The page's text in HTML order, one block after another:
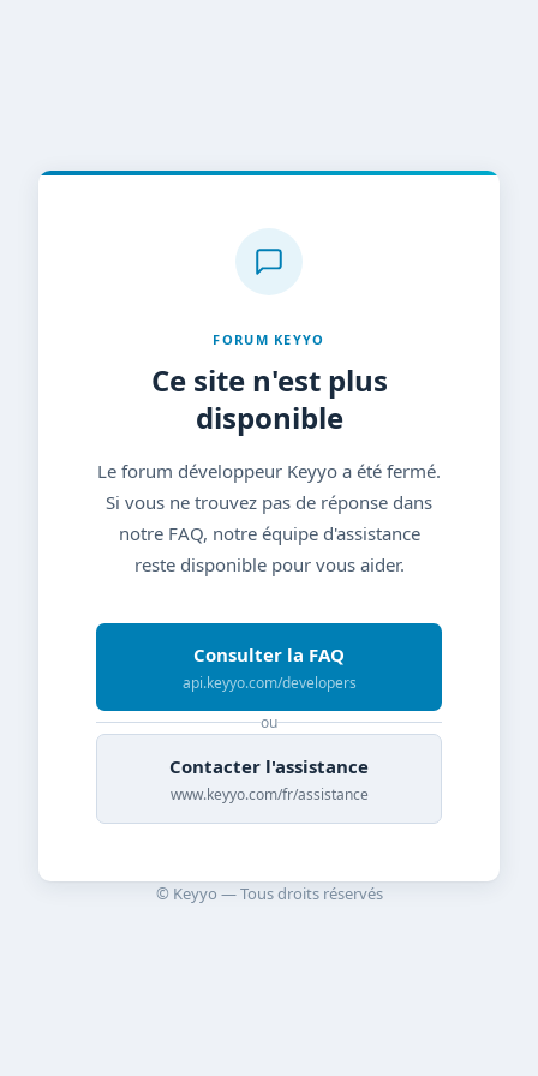
FORUM KEYYO
Ce site n'est plus
disponible
Le forum développeur Keyyo a été fermé.
Si vous ne trouvez pas de réponse dans
notre FAQ, notre équipe d'assistance
reste disponible pour vous aider.
Consulter la FAQ
api.keyyo.com/developers
ou
Contacter l'assistance
www.keyyo.com/fr/assistance
© Keyyo — Tous droits réservés